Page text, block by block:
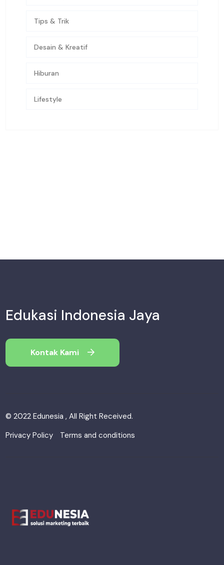
Tips & Trik
Desain & Kreatif
Hiburan
Lifestyle
Edukasi Indonesia Jaya
Kontak Kami
© 2022 Edunesia , All Right Received.
Privacy Policy
Terms and conditions